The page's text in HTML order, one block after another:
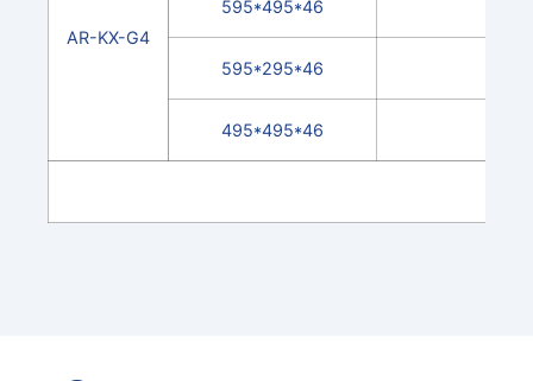
AR-KX-G4
595*495*46
595*295*46
495*495*46